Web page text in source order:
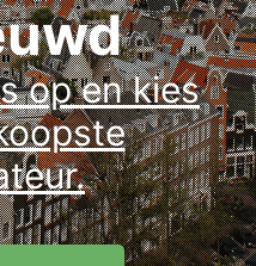
op en kies